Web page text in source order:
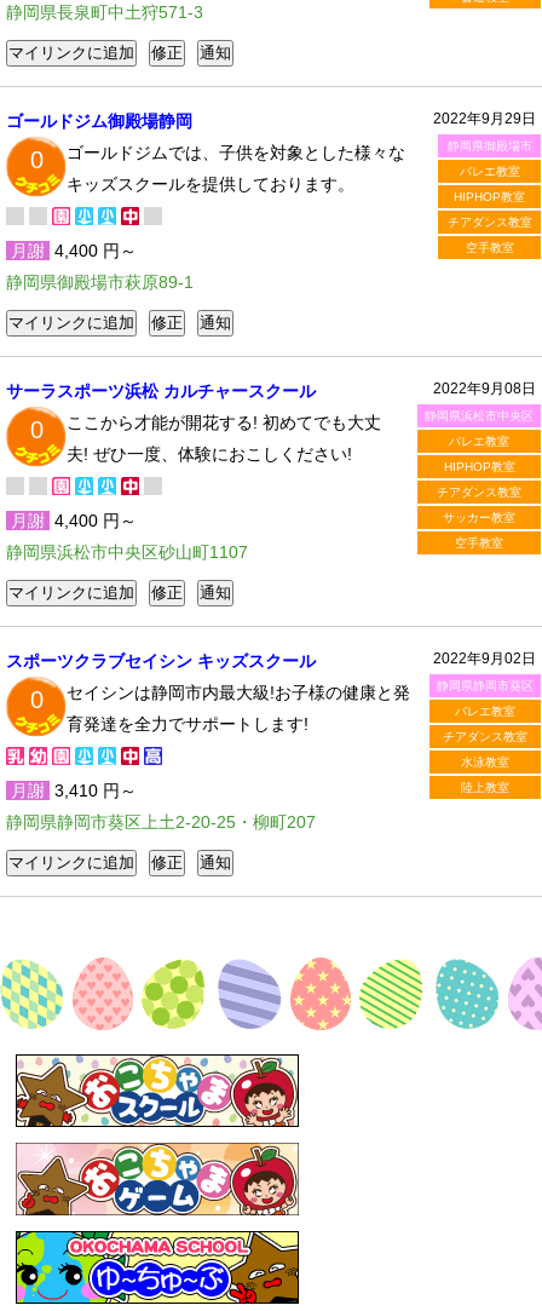
静岡県長泉町中土狩571-3
2022年9月29日
静岡県御殿場市
バレエ教室
HIPHOP教室
チアダンス教室
空手教室
ゴールドジム御殿場静岡
0
ゴールドジムでは、子供を対象とした様々な
キッズスクールを提供しております。
月謝 4,400 円～
静岡県御殿場市萩原89-1
2022年9月08日
静岡県浜松市中央区
バレエ教室
HIPHOP教室
チアダンス教室
サッカー教室
空手教室
サーラスポーツ浜松 カルチャースクール
0
ここから才能が開花する! 初めてでも大丈
夫! ぜひ一度、体験におこしください!
月謝 4,400 円～
静岡県浜松市中央区砂山町1107
2022年9月02日
静岡県静岡市葵区
バレエ教室
チアダンス教室
水泳教室
陸上教室
スポーツクラブセイシン キッズスクール
0
セイシンは静岡市内最大級!お子様の健康と発
育発達を全力でサポートします!
月謝 3,410 円～
静岡県静岡市葵区上土2-20-25・柳町207